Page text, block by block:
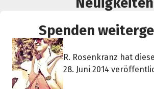
Neuigkeiten
Spenden
R. Rosenkranz hat
28. Juni 2014
Teile die
Hilf mit noch mehr